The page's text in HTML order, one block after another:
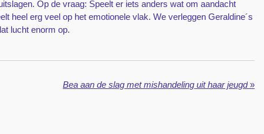
Op de vraag: Speelt er iets anders wat om aandacht
heel erg veel op het emotionele vlak. We verleggen Geraldine´s
lucht enorm op.
Bea aan de slag met mishandeling uit haar jeugd »